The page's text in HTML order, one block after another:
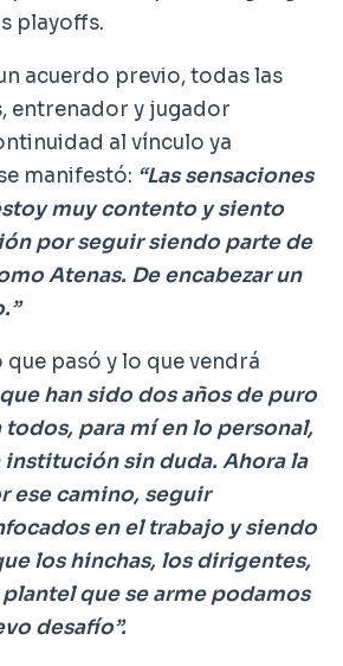
playoffs.
acuerdo previo, todas las
entrenador y jugador
al vínculo ya
manifestó: “Las sensaciones
muy contento y siento
por seguir siendo parte de
Atenas. De encabezar un
pasó y lo que vendrá
han sido dos años de puro
para mí en lo personal,
institución sin duda. Ahora la
ese camino, seguir
en el trabajo y siendo
los hinchas, los dirigentes,
que se arme podamos
desafío”.